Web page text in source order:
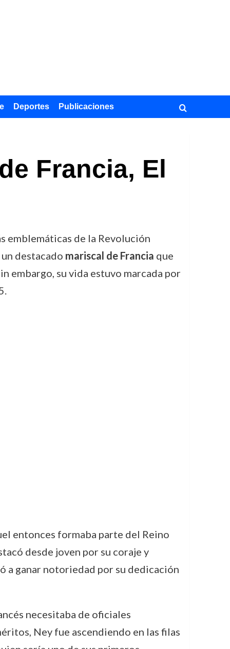
Deportes Publicaciones
Francia, El
emblemáticas de la Revolución
destacado mariscal de Francia que
embargo, su vida estuvo marcada por
entonces formaba parte del Reino
desde joven por su coraje y
a ganar notoriedad por su dedicación
necesitaba de oficiales
Ney fue ascendiendo en las filas